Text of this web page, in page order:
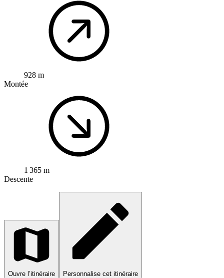
928 m
Montée
1 365 m
Descente
Ouvre l’itinéraire Personnalise cet itinéraire